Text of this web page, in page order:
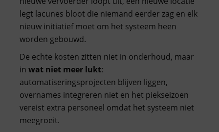
legt lacunes bloot die niemand eerder zag en elk
nieuw initiatief moet om het systeem heen
worden gebouwd.
De echte kosten zitten niet in onderhoud, maar
in wat niet meer lukt:
automatiseringsprojecten blijven liggen,
overnames integreren niet en het piekseizoen
vereist extra personeel omdat het systeem niet
meegroeit.